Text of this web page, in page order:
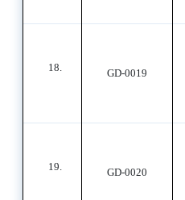
18. GD-0019
19. GD-0020